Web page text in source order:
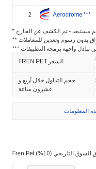
2 Aerodrome ***
مستبعد - تم الكشف عن الخارج
بدون رسوم وتعدين للمعاملات
تبادل واجهة برمجة التطبيقات
FREN PET السعر
حجم التداول خلال أربع و
عشرون ساعة
المعلومات